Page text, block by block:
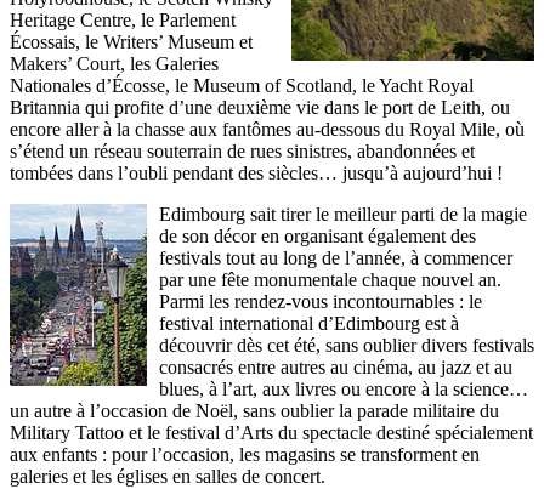
Heritage Centre, le Parlement
Écossais, le Writers’ Museum et
Makers’ Court, les Galeries
Nationales d’Écosse, le Museum of Scotland, le Yacht Royal
Britannia qui profite d’une deuxième vie dans le port de Leith, ou
encore aller à la chasse aux fantômes au-dessous du Royal Mile, où
s’étend un réseau souterrain de rues sinistres, abandonnées et
tombées dans l’oubli pendant des siècles… jusqu’à aujourd’hui !
Edimbourg sait tirer le meilleur parti de la magie
de son décor en organisant également des
festivals tout au long de l’année, à commencer
par une fête monumentale chaque nouvel an.
Parmi les rendez-vous incontournables : le
festival international d’Edimbourg est à
découvrir dès cet été, sans oublier divers festivals
consacrés entre autres au cinéma, au jazz et au
blues, à l’art, aux livres ou encore à la science…
un autre à l’occasion de Noël, sans oublier la parade militaire du
Military Tattoo et le festival d’Arts du spectacle destiné spécialement
aux enfants : pour l’occasion, les magasins se transforment en
galeries et les églises en salles de concert.